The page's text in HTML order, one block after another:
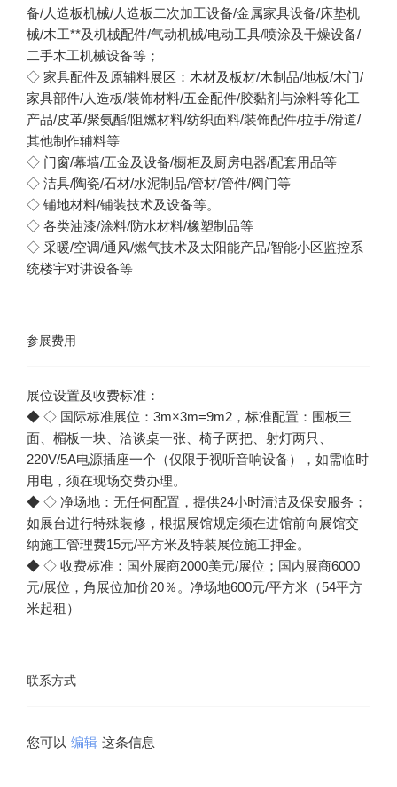
备/人造板机械/人造板二次加工设备/金属家具设备/床垫机
械/木工**及机械配件/气动机械/电动工具/喷涂及干燥设备/
二手木工机械设备等；
◇ 家具配件及原辅料展区：木材及板材/木制品/地板/木门/
家具部件/人造板/装饰材料/五金配件/胶黏剂与涂料等化工
产品/皮革/聚氨酯/阻燃材料/纺织面料/装饰配件/拉手/滑道/
其他制作辅料等
◇ 门窗/幕墙/五金及设备/橱柜及厨房电器/配套用品等
◇ 洁具/陶瓷/石材/水泥制品/管材/管件/阀门等
◇ 铺地材料/铺装技术及设备等。
◇ 各类油漆/涂料/防水材料/橡塑制品等
◇ 采暖/空调/通风/燃气技术及太阳能产品/智能小区监控系
统楼宇对讲设备等
参展费用
展位设置及收费标准：
◆ ◇ 国际标准展位：3m×3m=9m2，标准配置：围板三
面、楣板一块、洽谈桌一张、椅子两把、射灯两只、
220V/5A电源插座一个（仅限于视听音响设备），如需临时
用电，须在现场交费办理。
◆ ◇ 净场地：无任何配置，提供24小时清洁及保安服务；
如展台进行特殊装修，根据展馆规定须在进馆前向展馆交
纳施工管理费15元/平方米及特装展位施工押金。
◆ ◇ 收费标准：国外展商2000美元/展位；国内展商6000
元/展位，角展位加价20％。净场地600元/平方米（54平方
联系方式
您可以 编辑